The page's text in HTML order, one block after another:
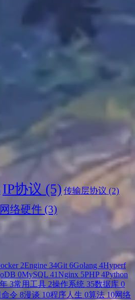
IP协议 (5) 传输层协议 (2)
网络硬件 (3)
2Engine 34Git 6Golang 4Hyperf
0MySQL 41Nginx 5PHP4Python
3常用工具 2操作系统 35数据库 0
令 8漫谈 10程序人生 0算法10网络